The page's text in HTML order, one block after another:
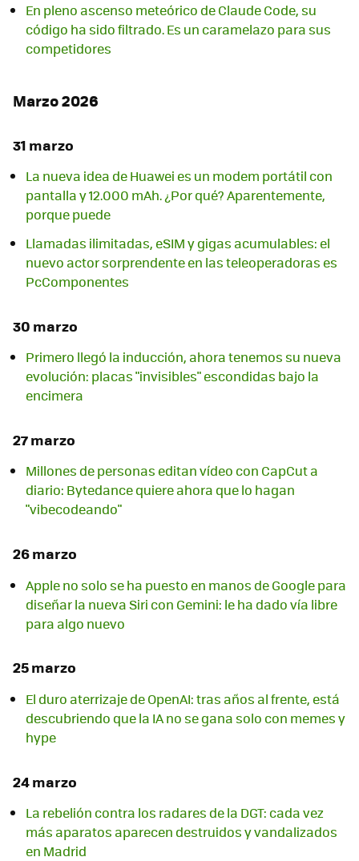
En pleno ascenso meteórico de Claude Code, su
código ha sido filtrado. Es un caramelazo para sus
competidores
Marzo 2026
31 marzo
La nueva idea de Huawei es un modem portátil con
pantalla y 12.000 mAh. ¿Por qué? Aparentemente,
porque puede
Llamadas ilimitadas, eSIM y gigas acumulables: el
nuevo actor sorprendente en las teleoperadoras es
PcComponentes
30 marzo
Primero llegó la inducción, ahora tenemos su nueva
evolución: placas "invisibles" escondidas bajo la
encimera
27 marzo
Millones de personas editan vídeo con CapCut a
diario: Bytedance quiere ahora que lo hagan
"vibecodeando"
26 marzo
Apple no solo se ha puesto en manos de Google para
diseñar la nueva Siri con Gemini: le ha dado vía libre
para algo nuevo
25 marzo
El duro aterrizaje de OpenAI: tras años al frente, está
descubriendo que la IA no se gana solo con memes y
hype
24 marzo
La rebelión contra los radares de la DGT: cada vez
más aparatos aparecen destruidos y vandalizados
en Madrid